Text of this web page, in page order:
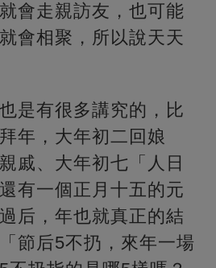
會走親訪友，也可能
會相聚，所以說天天
是有很多講究的，比
年，大年初二回娘
戚、大年初七「人日
有一個正月十五的元
后，年也就真正的結
節后5不扔，來年一場